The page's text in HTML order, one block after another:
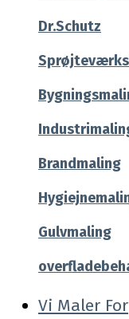
Dr.Schutz
Brandmaling
Gulvmaling
Vi Maler For